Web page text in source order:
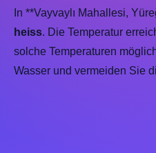
In **Vayvaylı Mahallesi,
heiss. Die Temperatur
solche Temperaturen
Wasser und vermeiden Sie